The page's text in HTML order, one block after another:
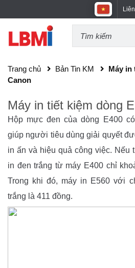
Trang chủ Bản Tin KM
Máy in
Canon
Máy in tiết kiệm dòng
Hộp mực đen của dòng E400
giúp người tiêu dùng giải quyết
in ấn và hiệu quả công việc. Nếu
in đen trắng từ máy E400 chỉ
Trong khi đó, máy in E560 với
trắng là 411 đồng.